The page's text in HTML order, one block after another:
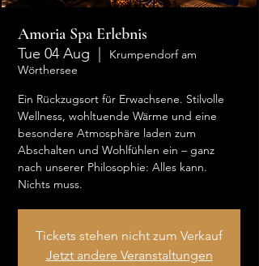
Amoria Spa Erlebnis
Tue 04 Aug
Krumpendorf am
Wörthersee
Ein Rückzugsort für Erwachsene. Stilvolle
Wellness, wohltuende Wärme und eine
besondere Atmosphäre laden zum
Abschalten und Wohlfühlen ein – ganz
nach unserer Philosophie: Alles kann.
Nichts muss.
Tickets stehen nicht zum Verkauf
Jetzt andere Veranstaltungen